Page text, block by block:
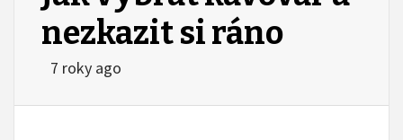
nezkazit si ráno
7 roky ago